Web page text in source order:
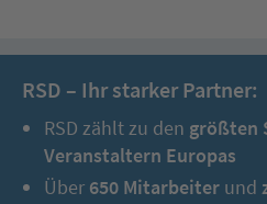
RSD – Ihr starker Partner:
RSD zählt zu den größten
Veranstaltern Europas
Über 650 Mitarbeiter und